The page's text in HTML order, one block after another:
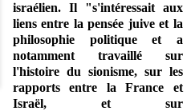
israélien. Il "s'intéressait aux
liens entre la pensée juive et la
philosophie politique et a
notamment travaillé sur
l'histoire du sionisme, sur les
rapports entre la France et
Israël, et sur